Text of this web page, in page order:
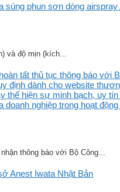
súng phun sơn dòng airspray
và độ mịn (kích...
tất thủ tục thông báo với
định dành cho website
thể hiện sự minh bạch, uy
doanh nghiệp trong hoạt
thông báo với Bộ Công...
Anest Iwata Nhật Bản